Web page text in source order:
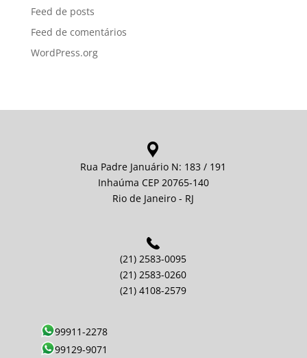
Feed de posts
Feed de comentários
WordPress.org
Rua Padre Januário N: 183 / 191
Inhaúma CEP 20765-140
Rio de Janeiro - RJ
(21) 2583-0095
(21) 2583-0260
(21) 4108-2579
99911-2278
99129-9071